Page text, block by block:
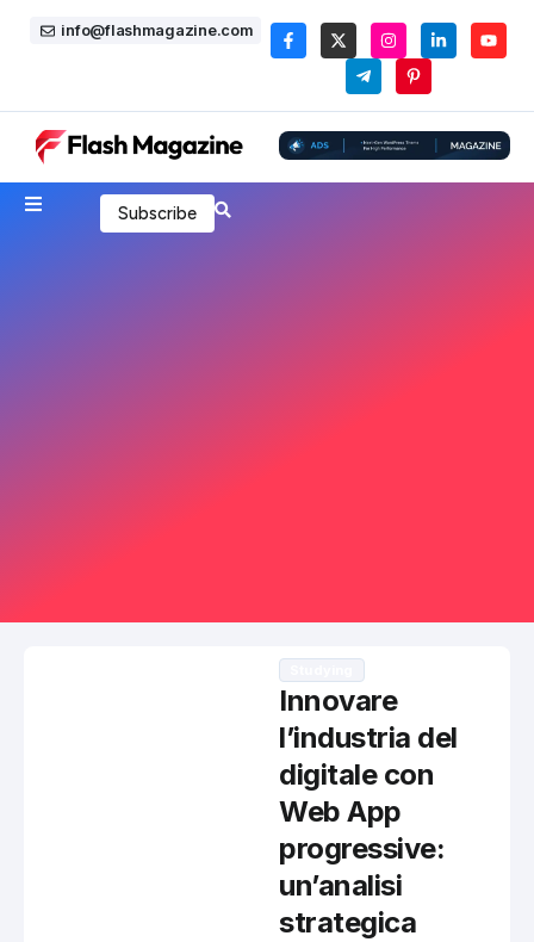
info@flashmagazine.com
Subscribe
Innovare
l’industria del
digitale con
Web App
progressive:
un’analisi
strategica